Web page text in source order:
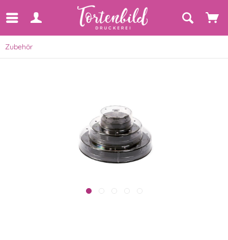
Zubehör